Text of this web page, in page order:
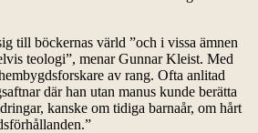
till böckernas värld ”och i vissa ämnen
teologi”, menar Gunnar Kleist. Med
av rang. Ofta anlitad
där han utan manus kunde berätta
kanske om tidiga barnaår, om hårt